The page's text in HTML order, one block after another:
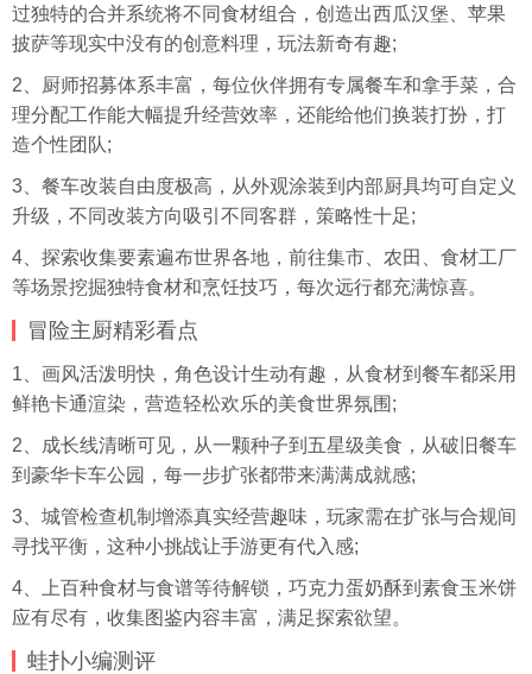
过独特的合并系统将不同食材组合，创造出西瓜汉堡、苹果
披萨等现实中没有的创意料理，玩法新奇有趣;
2、厨师招募体系丰富，每位伙伴拥有专属餐车和拿手菜，合
理分配工作能大幅提升经营效率，还能给他们换装打扮，打
造个性团队;
3、餐车改装自由度极高，从外观涂装到内部厨具均可自定义
升级，不同改装方向吸引不同客群，策略性十足;
4、探索收集要素遍布世界各地，前往集市、农田、食材工厂
等场景挖掘独特食材和烹饪技巧，每次远行都充满惊喜。
冒险主厨精彩看点
1、画风活泼明快，角色设计生动有趣，从食材到餐车都采用
鲜艳卡通渲染，营造轻松欢乐的美食世界氛围;
2、成长线清晰可见，从一颗种子到五星级美食，从破旧餐车
到豪华卡车公园，每一步扩张都带来满满成就感;
3、城管检查机制增添真实经营趣味，玩家需在扩张与合规间
寻找平衡，这种小挑战让手游更有代入感;
4、上百种食材与食谱等待解锁，巧克力蛋奶酥到素食玉米饼
应有尽有，收集图鉴内容丰富，满足探索欲望。
蛙扑小编测评